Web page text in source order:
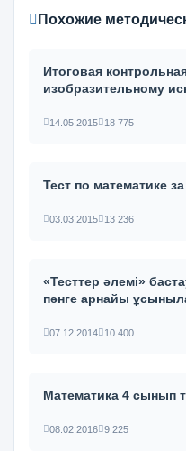
Похожие
Итоговая
изобразительному
14.05.2015 18 775
Тест по математике
03.03.2015 13 236
«Тесттер әлемі»
пәнге арнайы
07.12.2014 10 400
Математика 4 сынып
08.02.2016 9 225